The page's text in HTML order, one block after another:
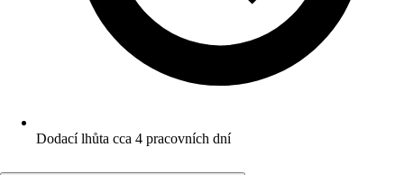
Dodací lhůta cca 4 pracovních dní